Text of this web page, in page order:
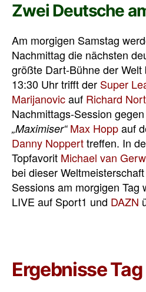
Zwei Deutsche
Am morgigen Samstag
Nachmittag die nächsten
größte Dart-Bühne der Welt
13:30 Uhr trifft der Super
Marijanovicauf Richard
Nachmittags-Session
„Maximiser“ Max Hoppauf
Danny Nopperttreffen. In
Topfavorit Michael van
bei dieser
Sessions am morgigen Tag
LIVE auf Sport1 und DAZN
Ergebnisse Tag